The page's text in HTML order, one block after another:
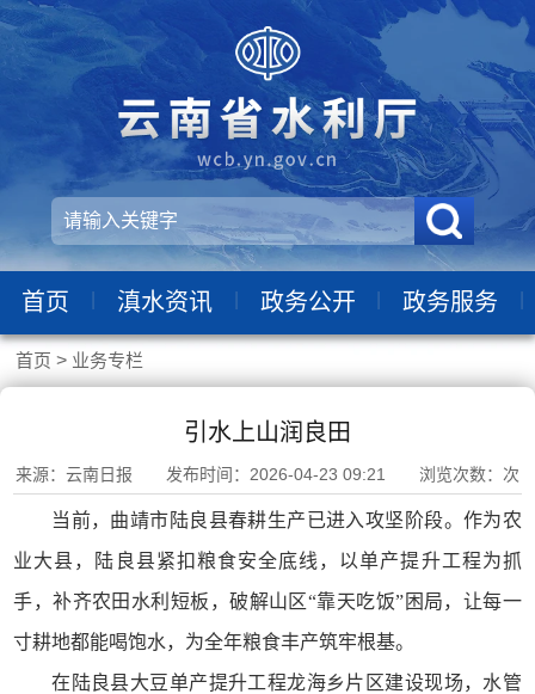
首页 滇水资讯 政务公开 政务服务
首页 > 业务专栏
引水上山润良田
来源：云南日报 发布时间：2026-04-23 09:21 浏览次数： 次
当前，曲靖市陆良县春耕生产已进入攻坚阶段。作为农
业大县，陆良县紧扣粮食安全底线，以单产提升工程为抓
手，补齐农田水利短板，破解山区“靠天吃饭”困局，让每一
寸耕地都能喝饱水，为全年粮食丰产筑牢根基。
在陆良县大豆单产提升工程龙海乡片区建设现场，水管